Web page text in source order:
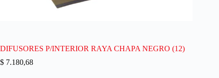
DIFUSORES P/INTERIOR RAYA CHAPA NEGRO (12)
$ 7.180,68